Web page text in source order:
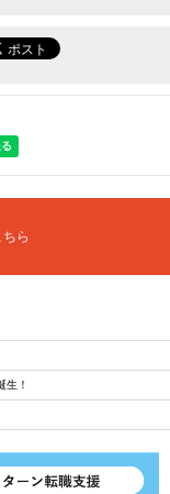
けします。
ら
生！